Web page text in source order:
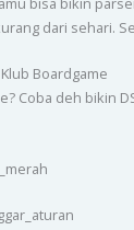
dari sehari.
Boardgame
Coba deh bikin